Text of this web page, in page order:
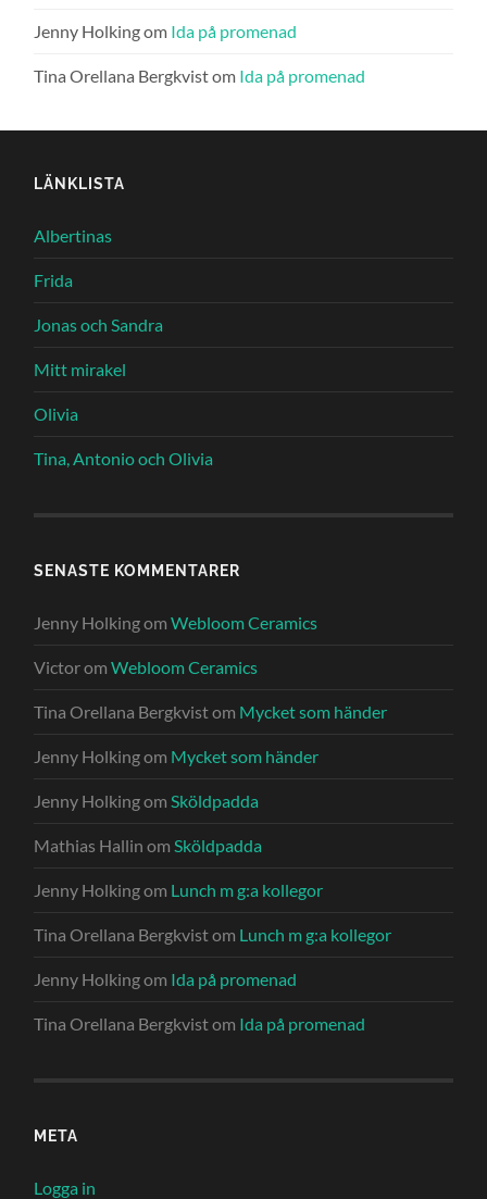
Jenny Holkingom Ida på promenad
Tina Orellana Bergkvistom Ida på promenad
LÄNKLISTA
Albertinas
Frida
Jonas och Sandra
Mitt mirakel
Olivia
Tina, Antonio och Olivia
SENASTE KOMMENTARER
Jenny HolkingomWebloom Ceramics
VictoromWebloom Ceramics
Tina Orellana Bergkvistom Mycket som händer
Jenny Holkingom Mycket som händer
Jenny HolkingomSköldpadda
Mathias Hallin omSköldpadda
Jenny Holkingom Lunch m g:a kollegor
Tina Orellana Bergkvistom Lunch m g:a kollegor
Jenny Holkingom Ida på promenad
Tina Orellana Bergkvistom Ida på promenad
META
Logga in